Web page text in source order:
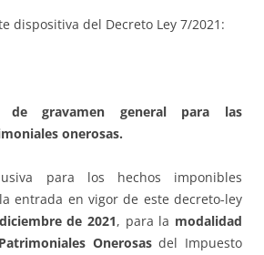
dispositiva del Decreto Ley 7/2021:
gravamen general para las
onerosas.
para los hechos imponibles
entrada en vigor de este decreto-ley
de 2021, para la modalidad
Onerosasdel Impuesto